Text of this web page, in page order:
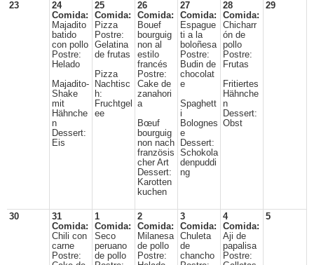
23
24
Comida:
Majadito
batido
con pollo
Postre:
Helado
Majadito-
Shake
mit
Hähnche
n
Dessert:
Eis
25
Comida:
Pizza
Postre:
Gelatina
de frutas
Pizza
Nachtisc
h:
Fruchtgel
ee
26
Comida:
Bouef
bourguig
non al
estilo
francés
Postre:
Cake de
zanahori
a
Bœuf
bourguig
non nach
französis
cher Art
Dessert:
Karotten
kuchen
27
Comida:
Espague
ti a la
boloñesa
Postre:
Budin de
chocolat
e
Spaghett
i
Bolognes
e
Dessert:
Schokola
denpuddi
ng
28
Comida:
Chicharr
ón de
pollo
Postre:
Frutas
Fritiertes
Hähnche
n
Dessert:
Obst
29
30
31
Comida:
Chili con
carne
Postre:
1
Comida:
Seco
peruano
de pollo
2
Comida:
Milanesa
de pollo
Postre:
3
Comida:
Chuleta
de
chancho
4
Comida:
Aji de
papalisa
Postre:
5